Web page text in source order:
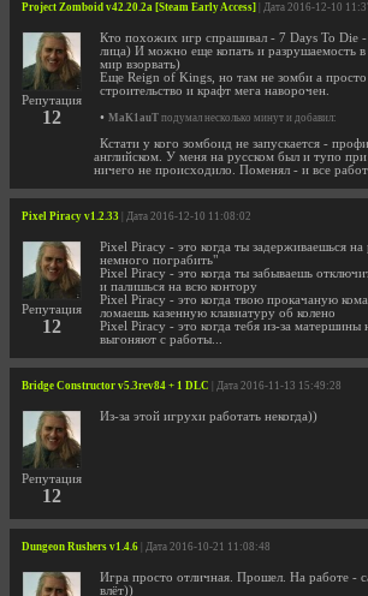
Project Zomboid v42.20.2a [Steam Early Access] | Дата 2016-12-10
Репутация
12
Кто похожих игр спрашивал - 7 Days To Die -
лица) И можно еще копать и разрушаемость
мир взорвать)
Еще Reign of Kings, но там не зомби а
строительство и крафт мега наворочен.
• MaK1auT подумал несколько минут и добавил:
Кстати у кого зомбоид не запускается -
английском. У меня на русском был и тупо при
ничего не происходило. Поменял - и все
Pixel Piracy v1.2.33 | Дата 2016-12-10 11:08:02
Репутация
12
Pixel Piracy - это когда ты задерживаешься
немного пограбить"
Pixel Piracy - это когда ты забываешь
и палишься на всю контору
Pixel Piracy - это когда твою прокачаную
ломаешь казенную клавиатуру об колено
Pixel Piracy - это когда тебя из-за матершины
выгоняют с работы...
Bridge Constructor v5.3rev84 + 1 DLC | Дата 2016-11-13 15:49:28
Репутация
12
Из-за этой игрухи работать некогда))
Dungeon Rushers v1.4.6 | Дата 2016-10-21 11:08:48
Игра просто отличная. Прошел. На работе -
влёт))